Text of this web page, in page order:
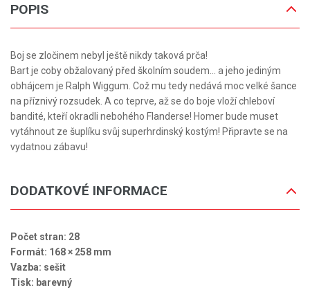
POPIS
Boj se zločinem nebyl ještě nikdy taková prča!
Bart je coby obžalovaný před školním soudem... a jeho jediným
obhájcem je Ralph Wiggum. Což mu tedy nedává moc velké šance
na příznivý rozsudek. A co teprve, až se do boje vloží chleboví
bandité, kteří okradli nebohého Flanderse! Homer bude muset
vytáhnout ze šuplíku svůj superhrdinský kostým! Připravte se na
vydatnou zábavu!
DODATKOVÉ INFORMACE
Počet stran: 28
Formát: 168 × 258 mm
Vazba: sešit
Tisk: barevný